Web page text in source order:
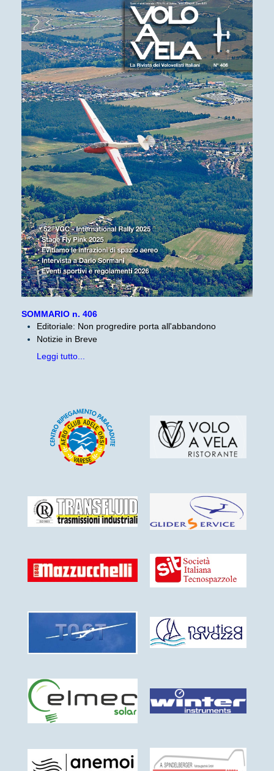
SOMMARIO n. 406
Editoriale: Non progredire porta all'abbandono
Notizie in Breve
Leggi tutto...